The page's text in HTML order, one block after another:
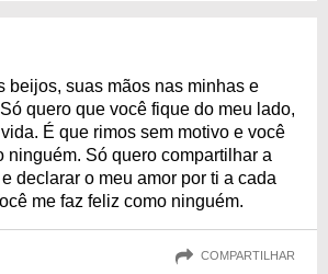
beijos, suas mãos nas minhas e
quero que você fique do meu lado,
É que rimos sem motivo e você
ninguém. Só quero compartilhar a
declarar o meu amor por ti a cada
me faz feliz como ninguém.
COMPARTILHAR